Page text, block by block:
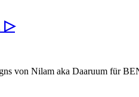
▷
von Nilam aka Daaruum für